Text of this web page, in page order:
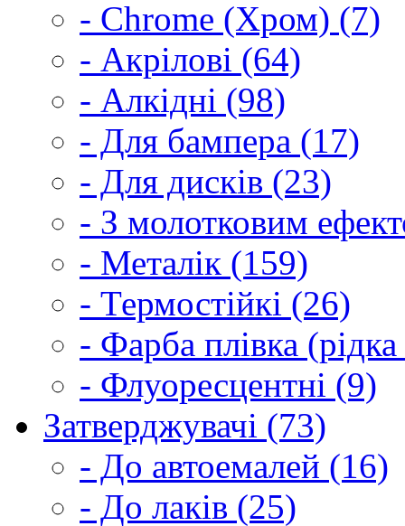
- Chrome (Хром) (7)
- Акрілові (64)
- Алкідні (98)
- Для бампера (17)
- Для дисків (23)
- З молотковим
- Металік (159)
- Термостійкі (26)
- Фарба плівка
- Флуоресцентні (9)
Затверджувачі (73)
- До автоемалей (16)
- До лаків (25)